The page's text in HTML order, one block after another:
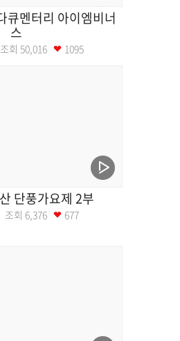
큐멘터리 아이엠비너
스
회 50,016 1095
단풍가요제 2부
조회 6,376 677